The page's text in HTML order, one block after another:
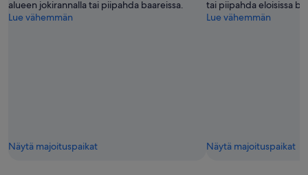
alueen jokirannalla tai piipahda baareissa.
Lue vähemmän
Näytä majoituspaikat
tai piipahda eloisissa
Lue vähemmän
Näytä majoituspaikat